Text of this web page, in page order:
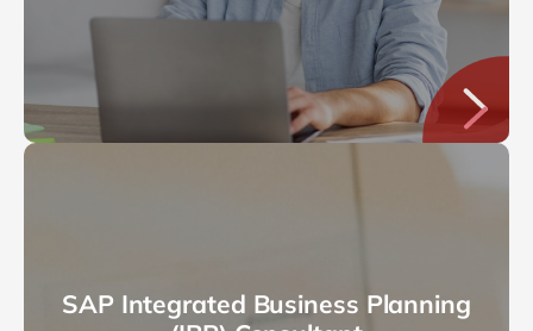
SAP Integrated Business Planning